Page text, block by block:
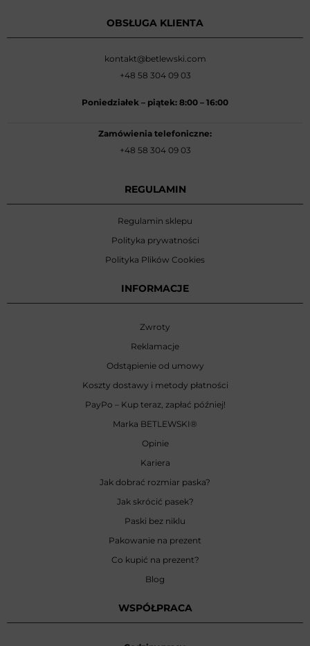
OBSŁUGA KLIENTA
kontakt@betlewski.com
+48 58 304 09 03
Poniedziałek – piątek: 8:00 – 16:00
Zamówienia telefoniczne:
+48 58 304 09 03
REGULAMIN
Regulamin sklepu
Polityka prywatności
Polityka Plików Cookies
INFORMACJE
Zwroty
Reklamacje
Odstąpienie od umowy
Koszty dostawy i metody płatności
PayPo – Kup teraz, zapłać później!
Marka BETLEWSKI®
Opinie
Kariera
Jak dobrać rozmiar paska?
Jak skrócić pasek?
Paski bez niklu
Pakowanie na prezent
Co kupić na prezent?
Blog
WSPÓŁPRACA